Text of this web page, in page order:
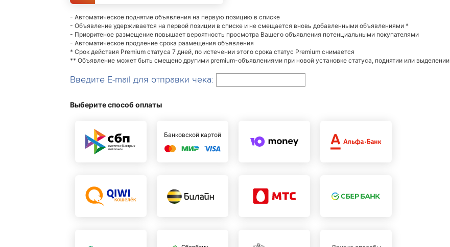
- Автоматическое поднятие объявления на первую позицию в списке
- Объявление удерживается на первой позиции в списке и не смещается вновь добавленными объявлениями *
- Приоритеное размещение повышает вероятность просмотра Вашего объявления потенциальными покупателями
- Автоматическое продление срока размещения объявления
* Срок действия Premium статуса 7 дней, по истечении этого срока статус Premium снимается
** Объявление может быть смещено другими premium-объявлениями при новой установке статуса, поднятии или выделении
Введите E-mail для отправки чека:
Выберите способ оплаты
Банковской картой